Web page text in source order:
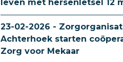
leven met hersenletsel 12
23-02-2026 -
Achterhoek starten
Zorg voor Mekaar